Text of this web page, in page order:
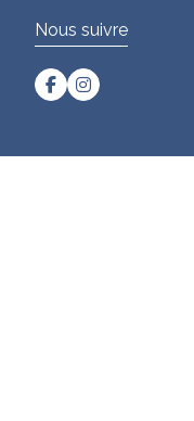
Nous suivre